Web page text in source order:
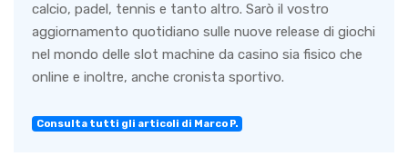
calcio, padel, tennis e tanto altro. Sarò il vostro
aggiornamento quotidiano sulle nuove release di giochi
nel mondo delle slot machine da casino sia fisico che
online e inoltre, anche cronista sportivo.
Consulta tutti gli articoli di Marco P.